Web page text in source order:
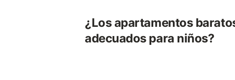
¿Los apartamentos
adecuados para niños?